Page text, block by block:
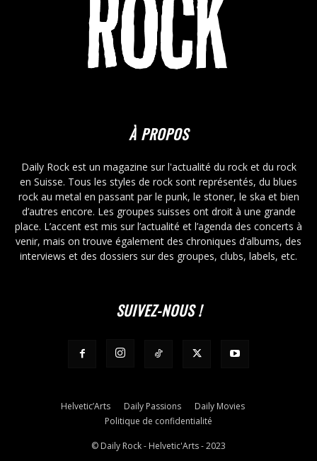
À PROPOS
Daily Rock est un magazine sur l'actualité du rock et du rock
en Suisse. Tous les styles de rock sont représentés, du blues
rock au metal en passant par le punk, le stoner, le ska et bien
d’autres encore. Les groupes suisses ont droit à une grande
place. L’accent est mis sur l’actualité et l’agenda des concerts à
venir, mais on trouve également des chroniques d’albums, des
interviews et des dossiers sur des groupes, clubs, labels, etc.
SUIVEZ-NOUS !
Helvetic’Arts Daily Passions
Daily Movies
Politique de confidentialité
© Daily Rock - Helvetic'Arts - 2023